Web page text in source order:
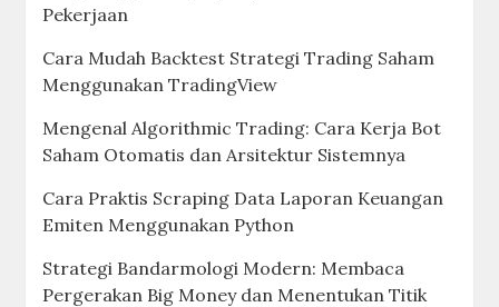
Pekerjaan
Cara Mudah Backtest Strategi Trading Saham
Menggunakan TradingView
Mengenal Algorithmic Trading: Cara Kerja Bot
Saham Otomatis dan Arsitektur Sistemnya
Cara Praktis Scraping Data Laporan Keuangan
Emiten Menggunakan Python
Strategi Bandarmologi Modern: Membaca
Pergerakan Big Money dan Menentukan Titik